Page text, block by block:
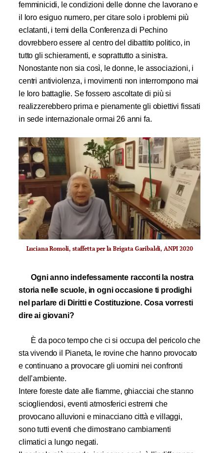
femminicidi, le condizioni delle donne che lavorano e
il loro esiguo numero, per citare solo i problemi più
eclatanti, i temi della Conferenza di Pechino
dovrebbero essere al centro del dibattito politico, in
tutto gli schieramenti, e soprattutto a sinistra.
Nonostante non sia così, le donne, le associazioni, i
centri antiviolenza, i movimenti non interrompono mai
le loro battaglie. Se fossero ascoltate di più si
realizzerebbero prima e pienamente gli obiettivi fissati
in sede internazionale ormai 26 anni fa.
Luciana Romoli, staffetta per la Brigata Garibaldi, ANPI 2020
Ogni anno indefessamente racconti la nostra
storia nelle scuole, in ogni occasione ti prodighi
nel parlare di Diritti e Costituzione. Cosa vorresti
dire ai giovani?
È da poco tempo che ci si occupa del pericolo che
sta vivendo il Pianeta, le rovine che hanno provocato
e continuano a provocare gli uomini nei confronti
dell’ambiente.
Intere foreste date alle fiamme, ghiacciai che stanno
sciogliendosi, eventi atmosferici estremi che
provocano alluvioni e minacciano città e villaggi,
sono tutti eventi che dimostrano cambiamenti
climatici a lungo negati.